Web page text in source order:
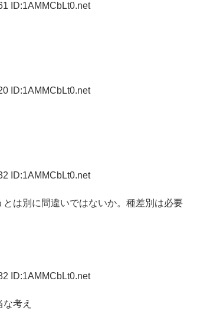
ID:1AMMCbLt0.net
ID:1AMMCbLt0.net
ID:1AMMCbLt0.net
は別に間違いではないか。種差別は必要
ID:1AMMCbLt0.net
考え